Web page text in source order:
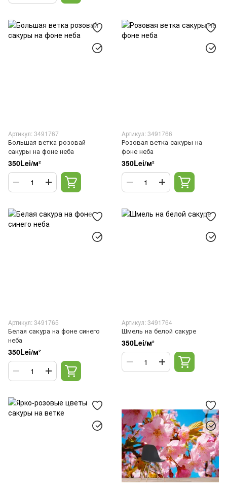
Артикул: 3491767
Большая ветка розовай
сакуры на фоне неба
350Lei/м²
Артикул: 3491766
Розовая ветка сакуры на
фоне неба
350Lei/м²
Артикул: 3491765
Белая сакура на фоне синего
неба
350Lei/м²
Артикул: 3491764
Шмель на белой сакуре
350Lei/м²